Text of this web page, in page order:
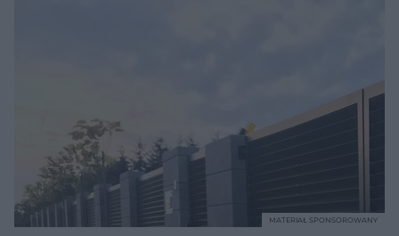
MATERIAŁ SPONSOROWANY